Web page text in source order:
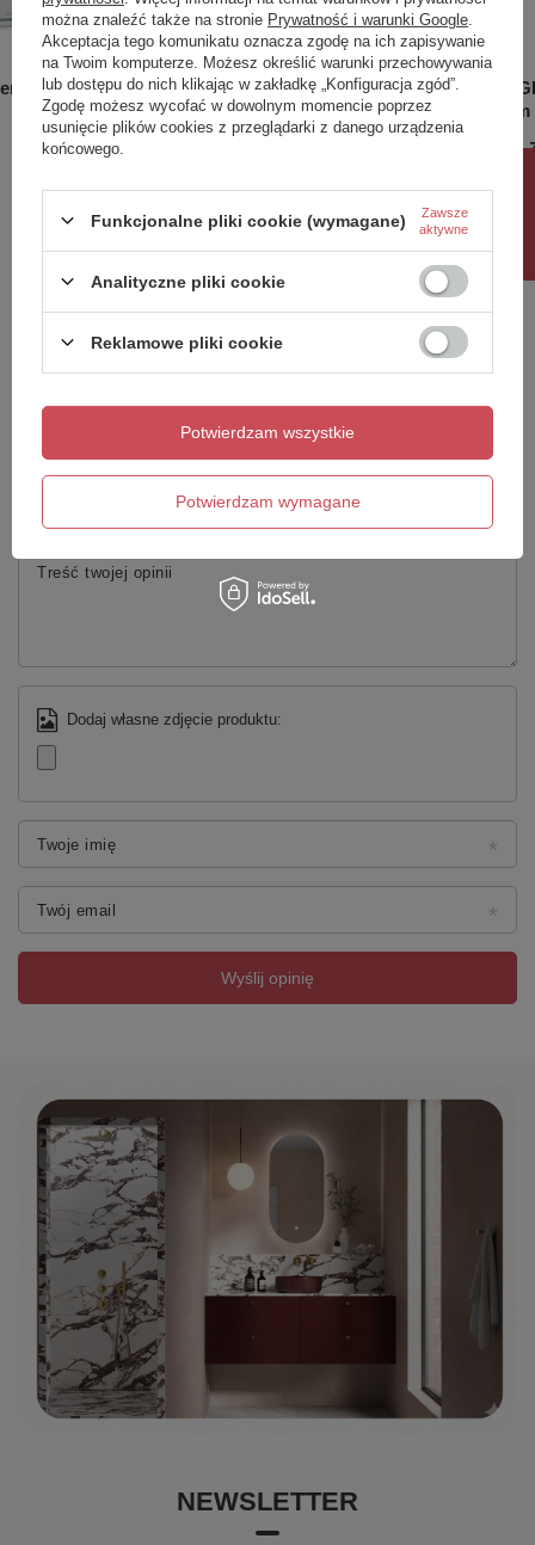
Marka
SAPHO
Seria
GEMINI
3D model
TAK
Rozmiar
150x55x2 cm
Szerokość
1500 mm
Sterowanie
Nie zawiera
Stopień ochrony
Neutralny (4 000 - 5
Luminacja
2457 lm
Wyposażenie
Ochrona przed
korozją
Waga / szt.
15.4900 kg
Opakowanie
1 szt.
Taric
70099100
Gwarancja
LED
Lustro GEMINI z oświetleniem LED
90x90cm
1 310,70 zł
Lustro
40x60cm
687,60
Zadaj pytanie a my odpowiemy niezwłocznie,
najciekawsze pytania i odpowiedzi publikując
dla innych.
Zadaj pytanie
Napisz swoją opinię
5/5
Treść twojej opinii
Dodaj własne zdjęcie produktu:
Twoje imię
Twój email
Wyślij opinię
NEWSLETTER
można znaleźć także na stronie Prywatność i warunki Google
Akceptacja tego komunikatu oznacza zgodę na ich zapisywanie
na Twoim komputerze. Możesz określić warunki przechowywania
lub dostępu do nich klikając w zakładkę „Konfiguracja zgód”.
Zgodę możesz wycofać w dowolnym momencie poprzez
usunięcie plików cookies z przeglądarki z danego urządzenia
końcowego.
Funkcjonalne pliki cookie (wymagane)
Zawsze
aktywne
Analityczne pliki cookie
Reklamowe pliki cookie
Potwierdzam wymagane
Potwierdzam wszystkie